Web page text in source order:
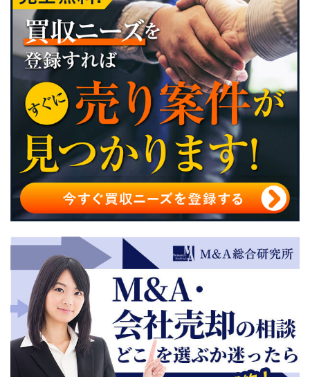
M&Aと投資の関係
M&Aにおける投資ファンドの役割
M&A投資のポイント
まとめ